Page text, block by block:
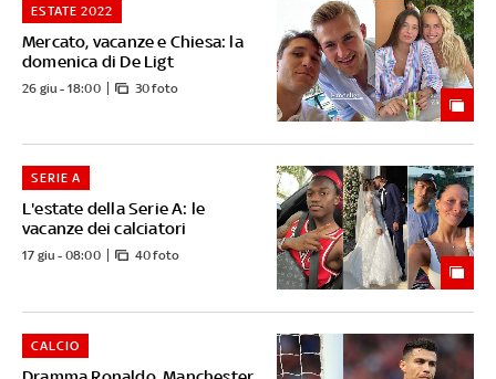
Mercato, vacanze e Chiesa: la
domenica di De Ligt
ESTATE 2022
26 giu - 18:00 30 foto
L'estate della Serie A: le
vacanze dei calciatori
SERIE A
17 giu - 08:00 40 foto
CALCIO